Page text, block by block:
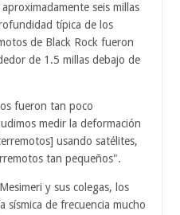
seis millas
típica de los
de Black Rock fueron
de 1.5 millas debajo de
fueron tan poco
medir la deformación
usando satélites,
tan pequeños".
y sus colegas, los
de frecuencia mucho